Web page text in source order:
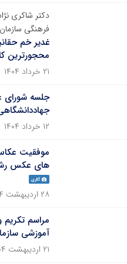
دکتر شاکری
فرهنگی
غدیر خم
محجورترین
۲۱ خرداد ۱۴۰۴
جلسه شورای
۱۲ خرداد ۱۴۰۴
موفقیت
های عکس
گالری
۲۸ اردیبهشت ۱۴۰۴
مراسم تکریم
آموزشی
۲۱ اردیبهشت ۱۴۰۴